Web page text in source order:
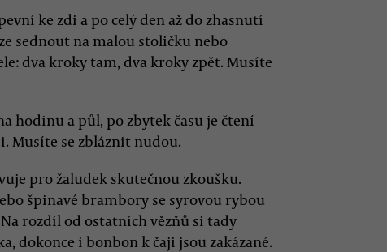
ke zdi a po celý den až do zhasnutí
sednout na malou stoličku nebo
dva kroky tam, dva kroky zpět. Musíte
hodinu a půl, po zbytek času je čtení
Musíte se zbláznit nudou.
pro žaludek skutečnou zkoušku.
špinavé brambory se syrovou rybou
rozdíl od ostatních vězňů si tady
dokonce i bonbon k čaji jsou zakázané.